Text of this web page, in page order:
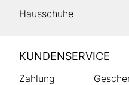
Hausschuhe
HUMANIC
Footer
KUNDENSERVICE
Zahlung